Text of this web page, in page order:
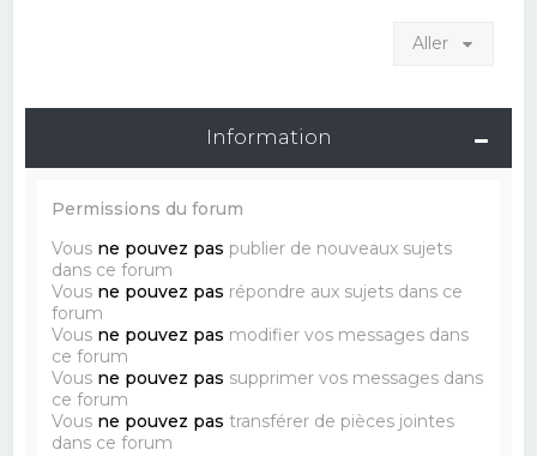
Aller
Information
Permissions du forum
Vous ne pouvez pas publier de nouveaux sujets
dans ce forum
Vous ne pouvez pas répondre aux sujets dans ce
forum
Vous ne pouvez pas modifier vos messages dans
ce forum
Vous ne pouvez pas supprimer vos messages dans
ce forum
Vous ne pouvez pas transférer de pièces jointes
dans ce forum